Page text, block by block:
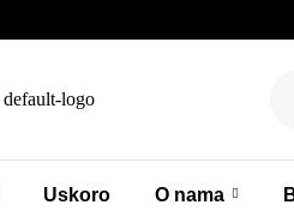
Uskoro O nama